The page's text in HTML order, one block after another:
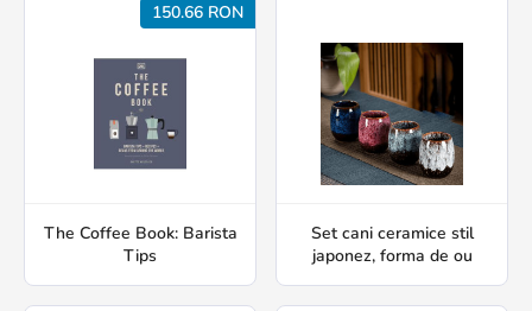
150.66 RON
The Coffee Book: Barista
Tips
Set cani ceramice stil
japonez, forma de ou